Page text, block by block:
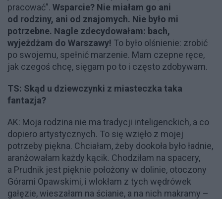
pracować”. Wsparcie? Nie miałam go ani
od rodziny, ani od znajomych. Nie było mi
potrzebne. Nagle zdecydowałam: bach,
wyjeżdżam do Warszawy! To było olśnienie: zrobić
po swojemu, spełnić marzenie. Mam czepne ręce,
jak czegoś chcę, sięgam po to i często zdobywam.
TS: Skąd u dziewczynki z miasteczka taka
fantazja?
AK: Moja rodzina nie ma tradycji inteligenckich, a co
dopiero artystycznych. To się wzięło z mojej
potrzeby piękna. Chciałam, żeby dookoła było ładnie,
aranżowałam każdy kącik. Chodziłam na spacery,
a Prudnik jest pięknie położony w dolinie, otoczony
Górami Opawskimi, i wlokłam z tych wędrówek
gałęzie, wieszałam na ścianie, a na nich makramy –